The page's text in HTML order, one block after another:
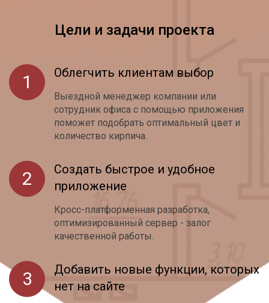
Цели и задачи проекта
Облегчить клиентам выбор
Выездной менеджер компании или
сотрудник офиса с помощью приложения
поможет подобрать оптимальный цвет и
количество кирпича.
Создать быстрое и удобное
приложение
Кросс-платформенная разработка,
оптимизированный сервер - залог
качественной работы.
Добавить новые функции, которых
нет на сайте